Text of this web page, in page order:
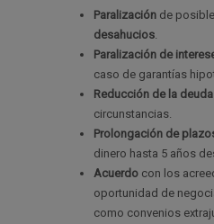
Paralización de
desahucios.
Paralización de
caso de garantías
Reducción de la deuda
circunstancias.
Prolongación de
dinero hasta 5 años
Acuerdo con los
oportunidad de
como convenios